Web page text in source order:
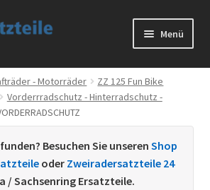
Menü
- Motorräder
ZZ 125 Fun Bike
Vorderrradschutz - Hinterradschutz -
Besuchen Sie unseren Shop
oder Zweiradersatzteile 24
/ Sachsenring Ersatzteile.